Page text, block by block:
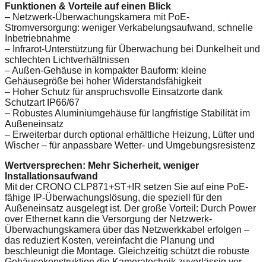
Funktionen & Vorteile auf einen Blick
– Netzwerk-Überwachungskamera mit PoE-
Stromversorgung: weniger Verkabelungsaufwand, schnelle
Inbetriebnahme
– Infrarot-Unterstützung für Überwachung bei Dunkelheit und
schlechten Lichtverhältnissen
– Außen-Gehäuse in kompakter Bauform: kleine
Gehäusegröße bei hoher Widerstandsfähigkeit
– Hoher Schutz für anspruchsvolle Einsatzorte dank
Schutzart IP66/67
– Robustes Aluminiumgehäuse für langfristige Stabilität im
Außeneinsatz
– Erweiterbar durch optional erhältliche Heizung, Lüfter und
Wischer – für anpassbare Wetter- und Umgebungsresistenz
Wertversprechen: Mehr Sicherheit, weniger
Installationsaufwand
Mit der CRONO CLP871+ST+IR setzen Sie auf eine PoE-
fähige IP-Überwachungslösung, die speziell für den
Außeneinsatz ausgelegt ist. Der große Vorteil: Durch Power
over Ethernet kann die Versorgung der Netzwerk-
Überwachungskamera über das Netzwerkkabel erfolgen –
das reduziert Kosten, vereinfacht die Planung und
beschleunigt die Montage. Gleichzeitig schützt die robuste